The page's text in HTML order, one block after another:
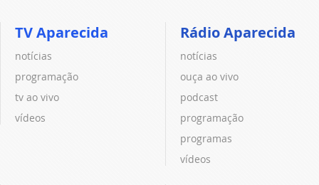
TV Aparecida
notícias
programação
tv ao vivo
vídeos
Rádio Aparecida
notícias
ouça ao vivo
podcast
programação
programas
vídeos